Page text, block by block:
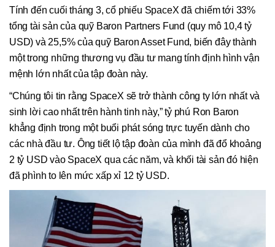
Tính đến cuối tháng 3, cổ phiếu SpaceX đã chiếm tới 33%
tổng tài sản của quỹ Baron Partners Fund (quy mô 10,4 tỷ
USD) và 25,5% của quỹ Baron Asset Fund, biến đây thành
một trong những thương vụ đầu tư mang tính định hình vận
mệnh lớn nhất của tập đoàn này.
“Chúng tôi tin rằng SpaceX sẽ trở thành công ty lớn nhất và
sinh lời cao nhất trên hành tinh này,” tỷ phú Ron Baron
khẳng định trong một buổi phát sóng trực tuyến dành cho
các nhà đầu tư. Ông tiết lộ tập đoàn của mình đã đổ khoảng
2 tỷ USD vào SpaceX qua các năm, và khối tài sản đó hiện
đã phình to lên mức xấp xỉ 12 tỷ USD.